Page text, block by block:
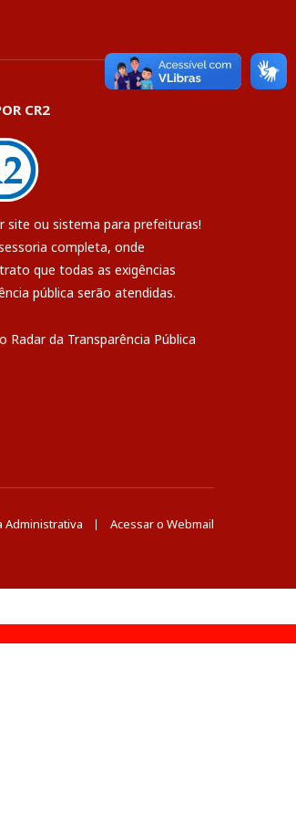
CR2
site ou sistema para prefeituras!
completa, onde
que todas as exigências
pública serão atendidas.
Radar da Transparência Pública
Administrativa Acessar o Webmail